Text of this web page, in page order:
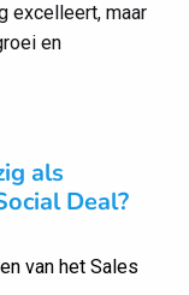
excelleert, maar
en
als
Deal?
van het Sales